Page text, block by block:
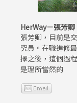
HerWay－張芳
張芳卿，目前是
究員。在職進修
擇之後，這個過
是理所當然的